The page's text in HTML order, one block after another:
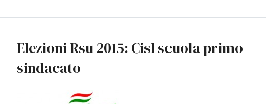
Elezioni Rsu 2015: Cisl scuola primo
sindacato